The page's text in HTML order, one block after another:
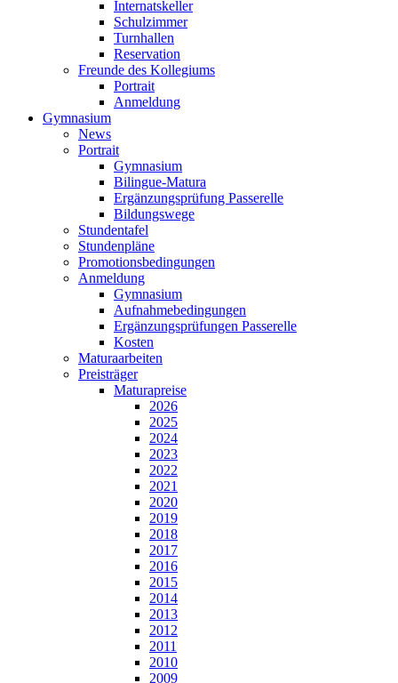
Internatskeller
Schulzimmer
Turnhallen
Reservation
Freunde des Kollegiums
Portrait
Anmeldung
Gymnasium
News
Portrait
Gymnasium
Bilingue-Matura
Ergänzungsprüfung Passerelle
Bildungswege
Stundentafel
Stundenpläne
Promotionsbedingungen
Anmeldung
Gymnasium
Aufnahmebedingungen
Ergänzungsprüfungen Passerelle
Kosten
Maturaarbeiten
Preisträger
Maturapreise
2026
2025
2024
2023
2022
2021
2020
2019
2018
2017
2016
2015
2014
2013
2012
2011
2010
2009